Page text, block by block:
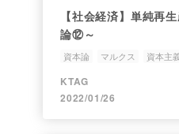
【社会経済】単純再
論⑫～
資本論 マルクス 資本主
KTAG
2022/01/26